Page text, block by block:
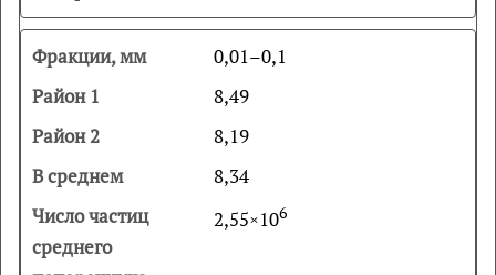
0,01–0,1
8,49
8,19
8,34
2,55×106